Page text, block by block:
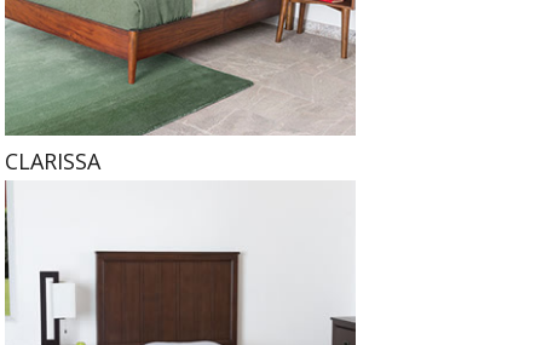
CLARISSA